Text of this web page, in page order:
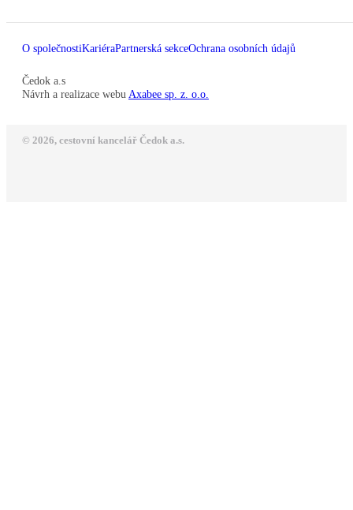
O společnostiKariéraPartnerská sekceOchrana osobních údajů
Čedok a.s
Návrh a realizace webu Axabee sp. z. o.o.
© 2026, cestovní kancelář Čedok a.s.